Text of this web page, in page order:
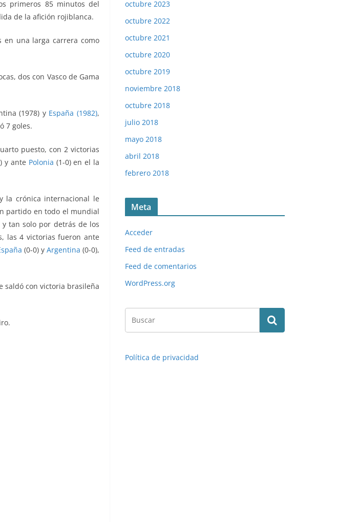
primeros 85 minutos del
de la afición rojiblanca.
en una larga carrera como
dos con Vasco de Gama
(1978) y España (1982),
7 goles.
puesto, con 2 victorias
y ante Polonia (1-0) en el la
la crónica internacional le
partido en todo el mundial
y tan solo por detrás de los
las 4 victorias fueron ante
(0-0) y Argentina (0-0),
saldó con victoria brasileña
octubre 2023
octubre 2022
octubre 2021
octubre 2020
octubre 2019
noviembre 2018
octubre 2018
julio 2018
mayo 2018
abril 2018
febrero 2018
Meta
Acceder
Feed de entradas
Feed de comentarios
WordPress.org
Política de privacidad